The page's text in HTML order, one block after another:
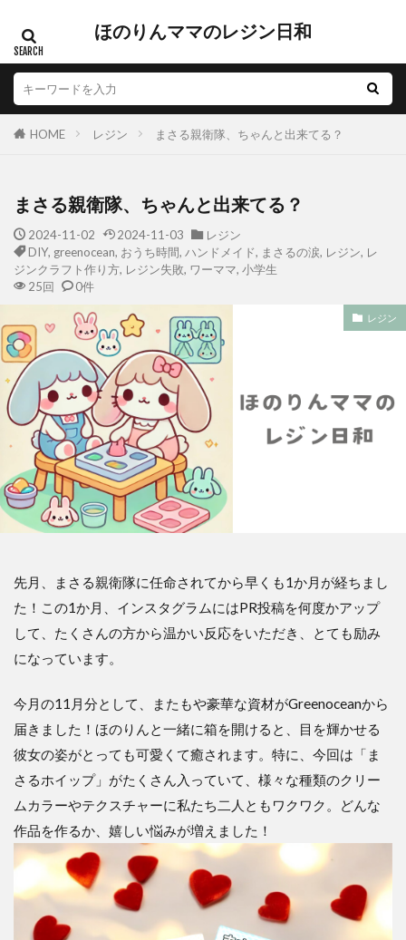
ほのりんママのレジン日和
HOME レジン まさる親衛隊、ちゃんと出来てる？
まさる親衛隊、ちゃんと出来てる？
2024-11-02 2024-11-03
レジン
DIY, greenocean, おうち時間, ハンドメイド, まさるの涙, レジン, レ
ジンクラフト作り方, レジン失敗, ワーママ, 小学生
25回
0件
レジン
先月、まさる親衛隊に任命されてから早くも1か月が経ちまし
た！この1か月、インスタグラムにはPR投稿を何度かアップ
して、たくさんの方から温かい反応をいただき、とても励み
になっています。
今月の11月分として、またもや豪華な資材がGreenoceanから
届きました！ほのりんと一緒に箱を開けると、目を輝かせる
彼女の姿がとっても可愛くて癒されます。特に、今回は「ま
さるホイップ」がたくさん入っていて、様々な種類のクリー
ムカラーやテクスチャーに私たち二人ともワクワク。どんな
作品を作るか、嬉しい悩みが増えました！